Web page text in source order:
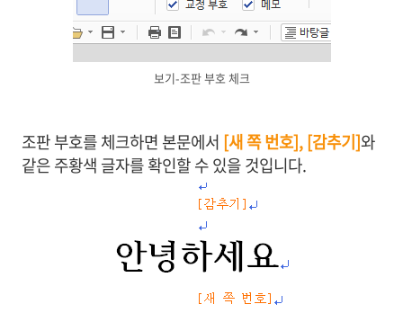
보기-조판 부호 체크
조판 부호를 체크하면 본문에서 [새 쪽 번호], [감추기]와
같은 주황색 글자를 확인할 수 있을 것입니다.